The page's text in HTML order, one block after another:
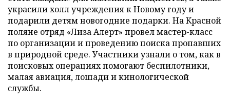
украсили холл учреждения к Новому году и
подарили детям новогодние подарки. На Красной
поляне отряд «Лиза Алерт» провел мастер-класс
по организации и проведению поиска пропавших
в природной среде. Участники узнали о том, как в
поисковых операциях помогают беспилотники,
малая авиация, лошади и кинологической
службы.